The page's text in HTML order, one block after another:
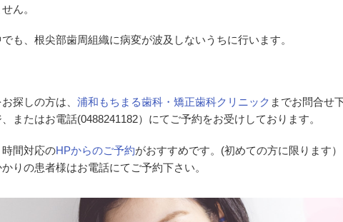
ん。
も、根尖部歯周組織に病変が波及しないうちに行います。
探しの方は、 浦和もちまる歯科・矯正歯科クリニック までお問合せ
またはお電話(0488241182）にてご予約をお受けしております。
間対応のHPからのご予約がおすすめです。(初めての方に限ります）
りの患者様はお電話にてご予約下さい。